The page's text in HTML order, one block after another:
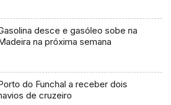
desce e gasóleo sobe na
na próxima semana
do Funchal a receber dois
de cruzeiro